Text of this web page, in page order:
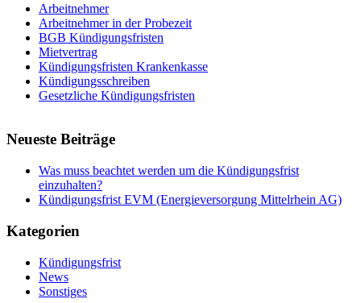
Arbeitnehmer
Arbeitnehmer in der Probezeit
BGB Kündigungsfristen
Mietvertrag
Kündigungsfristen Krankenkasse
Kündigungsschreiben
Gesetzliche Kündigungsfristen
Neueste Beiträge
Was muss beachtet werden um die Kündigungsfrist
einzuhalten?
Kündigungsfrist EVM (Energieversorgung Mittelrhein AG)
Kategorien
Kündigungsfrist
News
Sonstiges